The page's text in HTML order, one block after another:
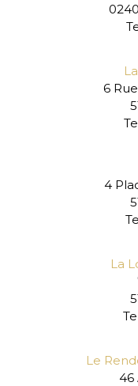
6
4
La
Le
46